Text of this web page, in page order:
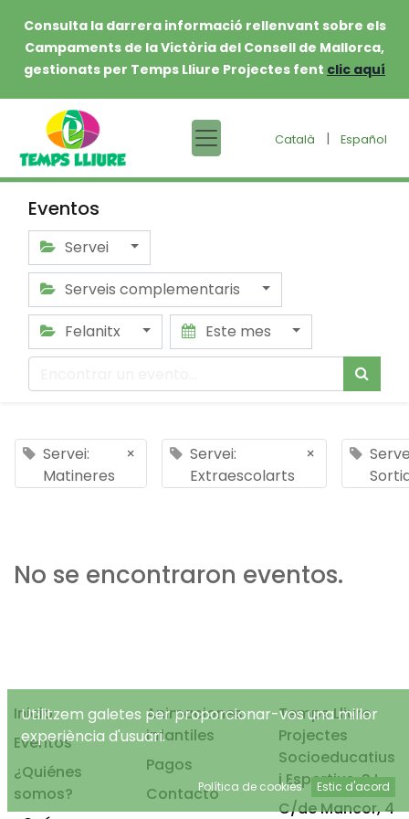
Consulta la darrera informació rellenvant sobre els
Campaments de la Victòria del Consell de Mallorca,
gestionats per Temps Lliure Projectes fent clic aquí
Català | Español
Eventos
Servei
Serveis complementaris
Felanitx
Este mes
Servei:
Matineres
×
Servei:
Extraescolarts
×
No se encontraron eventos.
Inicio
Eventos
¿Quiénes
somos?
Animaciones
infantiles
Pagos
Contacto
Temps Lliure
Projectes
Socioeducatius
i Esportius, S.L.
C/de Mancor, 4
Utilitzem galetes per proporcionar-vos una millor
experiència d'usuari.
Política de cookies Estic d'acord